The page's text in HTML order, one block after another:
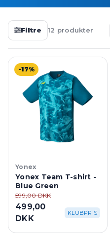
Filtre 12 produkter
-17%
Yonex
Yonex Team T-shirt -
Blue Green
599,00 DKK
499,00
DKK
KLUBPRIS